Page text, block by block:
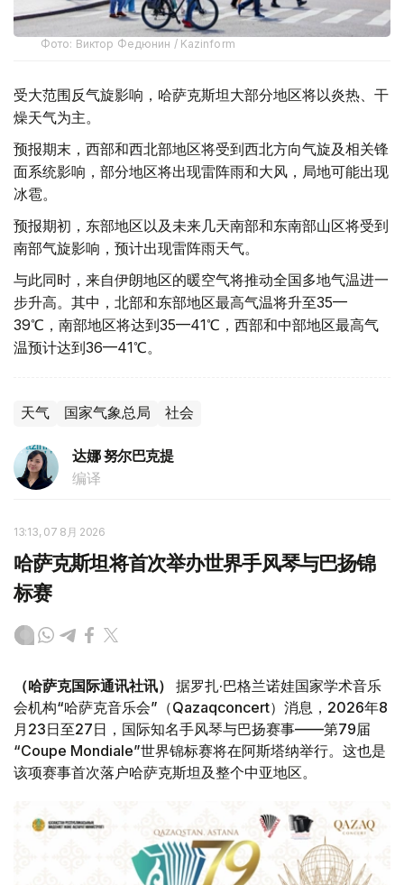
Фото: Виктор Федюнин / Kazinform
受大范围反气旋影响，哈萨克斯坦大部分地区将以炎热、干
燥天气为主。
预报期末，西部和西北部地区将受到西北方向气旋及相关锋
面系统影响，部分地区将出现雷阵雨和大风，局地可能出现
冰雹。
预报期初，东部地区以及未来几天南部和东南部山区将受到
南部气旋影响，预计出现雷阵雨天气。
与此同时，来自伊朗地区的暖空气将推动全国多地气温进一
步升高。其中，北部和东部地区最高气温将升至35—
39℃，南部地区将达到35—41℃，西部和中部地区最高气
温预计达到36—41℃。
天气 国家气象总局 社会
达娜 努尔巴克提
编译
13:13, 07 8月 2026
哈萨克斯坦将首次举办世界手风琴与巴扬锦
标赛
（哈萨克国际通讯社讯）
据罗扎·巴格兰诺娃国家学术音乐
会机构“哈萨克音乐会”（Qazaqconcert）消息，2026年8
月23日至27日，国际知名手风琴与巴扬赛事——第79届
“Coupe Mondiale”世界锦标赛将在阿斯塔纳举行。这也是
该项赛事首次落户哈萨克斯坦及整个中亚地区。